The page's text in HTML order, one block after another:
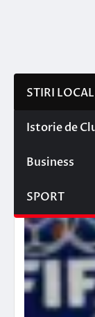
STIRI
Istorie de
Business
SPORT